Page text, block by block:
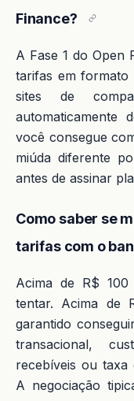
Finance?
A Fase 1 do Open
tarifas em formato
sites de
automaticamente
você consegue
miúda diferente
antes de assinar
Como saber se
tarifas com o
Acima de R$ 100
tentar. Acima de
garantido
transacional,
recebíveis ou taxa
A negociação